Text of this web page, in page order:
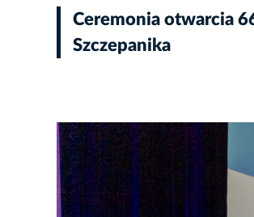
Ceremonia otwarcia
Szczepanika